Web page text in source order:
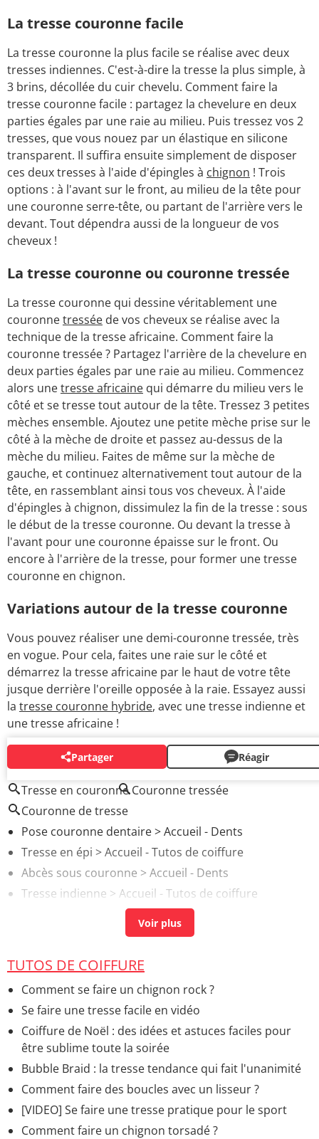
La tresse couronne facile
La tresse couronne la plus facile se réalise avec deux
tresses indiennes. C'est-à-dire la tresse la plus simple, à
3 brins, décollée du cuir chevelu. Comment faire la
tresse couronne facile : partagez la chevelure en deux
parties égales par une raie au milieu. Puis tressez vos 2
tresses, que vous nouez par un élastique en silicone
transparent. Il suffira ensuite simplement de disposer
ces deux tresses à l'aide d'épingles à chignon ! Trois
options : à l'avant sur le front, au milieu de la tête pour
une couronne serre-tête, ou partant de l'arrière vers le
devant. Tout dépendra aussi de la longueur de vos
cheveux !
La tresse couronne ou couronne tressée
La tresse couronne qui dessine véritablement une
couronnetressée de vos cheveux se réalise avec la
technique de la tresse africaine. Comment faire la
couronne tressée ? Partagez l'arrière de la chevelure en
deux parties égales par une raie au milieu. Commencez
alors unetresse africaine qui démarre du milieu vers le
côté et se tresse tout autour de la tête. Tressez 3 petites
mèches ensemble. Ajoutez une petite mèche prise sur le
côté à la mèche de droite et passez au-dessus de la
mèche du milieu. Faites de même sur la mèche de
gauche, et continuez alternativement tout autour de la
tête, en rassemblant ainsi tous vos cheveux. À l'aide
d'épingles à chignon, dissimulez la fin de la tresse : sous
le début de la tresse couronne. Ou devant la tresse à
l'avant pour une couronne épaisse sur le front. Ou
encore à l'arrière de la tresse, pour former une tresse
couronne en chignon.
Variations autour de la tresse couronne
Vous pouvez réaliser une demi-couronne tressée, très
en vogue. Pour cela, faites une raie sur le côté et
démarrez la tresse africaine par le haut de votre tête
jusque derrière l'oreille opposée à la raie. Essayez aussi
la tresse couronne hybride, avec une tresse indienne et
une tresse africaine !
Partager Réagir
AUTOUR DU MÊME SUJET
Tresse en couronne Couronne tressée
Couronne de tresse
Pose couronne dentaire> Accueil - Dents
Tresse en épi > Accueil - Tutos de coiffure
Abcès sous couronne > Accueil - Dents
Tresse indienne > Accueil - Tutos de coiffure
> Accueil - Tutos de coiffure
TUTOS DE COIFFURE
Comment se faire un chignon rock ?
Se faire une tresse facile en vidéo
Coiffure de Noël : des idées et astuces faciles pour
être sublime toute la soirée
Bubble Braid : la tresse tendance qui fait l'unanimité
Comment faire des boucles avec un lisseur ?
[VIDEO] Se faire une tresse pratique pour le sport
Comment faire un chignon torsadé ?